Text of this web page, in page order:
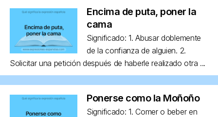
Encima de puta, poner la
cama
Significado: 1. Abusar doblemente
de la confianza de alguien. 2.
Solicitar una petición después de haberle realizado otra ...
Ponerse como la Moñoño
Significado: 1. Comer o beber en